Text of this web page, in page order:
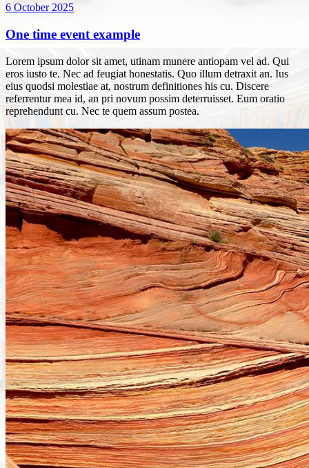
6 October 2025
One time event example
Lorem ipsum dolor sit amet, utinam munere antiopam vel ad. Qui
eros iusto te. Nec ad feugiat honestatis. Quo illum detraxit an. Ius
eius quodsi molestiae at, nostrum definitiones his cu. Discere
referrentur mea id, an pri novum possim deterruisset. Eum oratio
reprehendunt cu. Nec te quem assum postea.